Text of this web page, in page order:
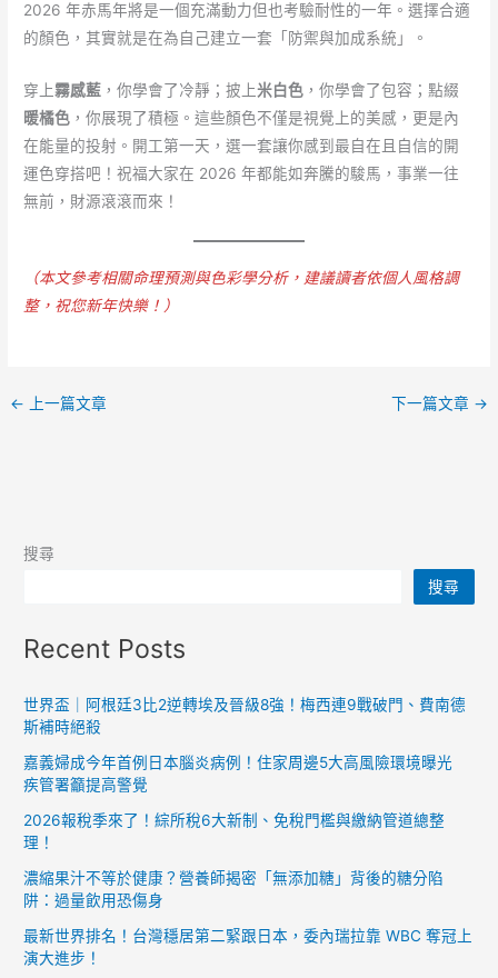
2026 年赤馬年將是一個充滿動力但也考驗耐性的一年。選擇合適
的顏色，其實就是在為自己建立一套「防禦與加成系統」。
穿上霧感藍 ，你學會了冷靜；披上米白色 ，你學會了包容；點綴
暖橘色 ，你展現了積極。這些顏色不僅是視覺上的美感，更是內
在能量的投射。開工第一天，選一套讓你感到最自在且自信的開
運色穿搭吧！祝福大家在 2026 年都能如奔騰的駿馬，事業一往
無前，財源滾滾而來！
（本文參考相關命理預測與色彩學分析，建議讀者依個人風格調
整，祝您新年快樂！）
← 上一篇文章 下一篇文章 →
搜尋
搜尋
Recent Posts
世界盃｜阿根廷3比2逆轉埃及晉級8強！梅西連9戰破門、費南德
斯補時絕殺
嘉義婦成今年首例日本腦炎病例！住家周邊5大高風險環境曝光
疾管署籲提高警覺
2026報稅季來了！綜所稅6大新制、免稅門檻與繳納管道總整
理！
濃縮果汁不等於健康？營養師揭密「無添加糖」背後的糖分陷
阱：過量飲用恐傷身
最新世界排名！台灣穩居第二緊跟日本，委內瑞拉靠 WBC 奪冠上
演大進步！